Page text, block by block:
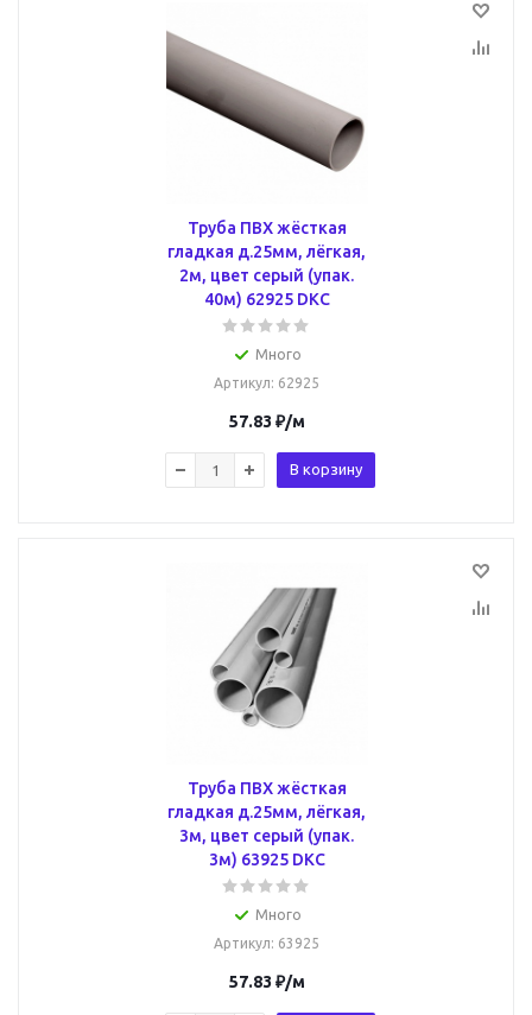
Труба ПВХ жёсткая
гладкая д.25мм, лёгкая,
2м, цвет серый (упак.
40м) 62925 DKC
Много
Артикул: 62925
57.83 ₽/м
В корзину
Труба ПВХ жёсткая
гладкая д.25мм, лёгкая,
3м, цвет серый (упак.
3м) 63925 DKC
Много
Артикул: 63925
57.83 ₽/м